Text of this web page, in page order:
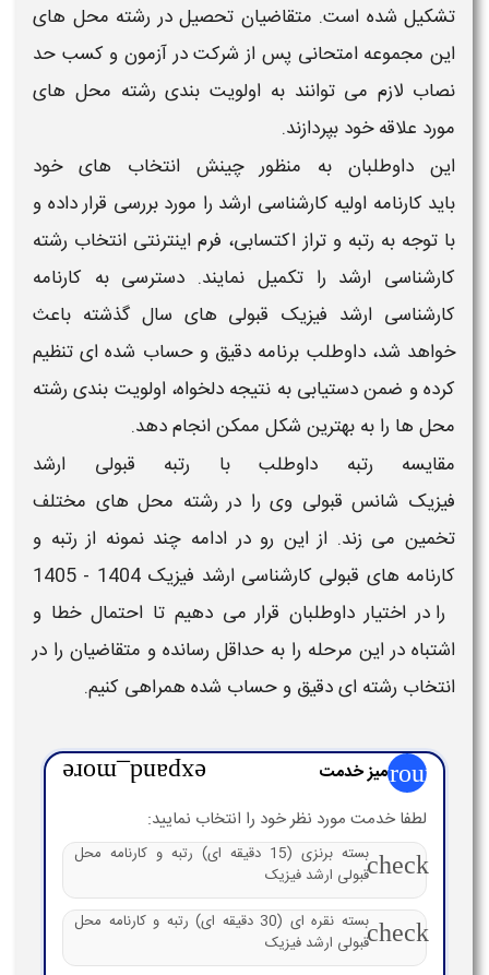
تشکیل شده است. متقاضیان تحصیل در رشته محل های
این مجموعه امتحانی پس از شرکت در آزمون و کسب حد
نصاب لازم می توانند به اولویت بندی رشته محل های
مورد علاقه خود بپردازند.
این داوطلبان به منظور چینش انتخاب های خود
باید کارنامه اولیه کارشناسی ارشد را مورد بررسی قرار داده و
با توجه به رتبهو تراز اکتسابی، فرم اینترنتی انتخاب رشته
کارشناسی ارشد را تکمیل نمایند. دسترسی به کارنامه
کارشناسی ارشد فیزیک قبولی های سال گذشته باعث
خواهد شد، داوطلب برنامه دقیق و حساب شده ای تنظیم
کرده و ضمن دستیابی به نتیجه دلخواه، اولویت بندی رشته
محل ها را به بهترین شکل ممکن انجام دهد.
مقایسه رتبه داوطلب با رتبه قبولی ارشد
فیزیک شانس قبولی وی را در رشته محل های مختلف
تخمین می زند. از این رو در ادامه چند نمونه از رتبه و
کارنامه های قبولی کارشناسی ارشد فیزیک
را در اختیار داوطلبان قرار می دهیم تا احتمال خطا و
اشتباه در این مرحله را به حداقل رسانده و متقاضیان را در
انتخاب رشته ای دقیق و حساب شده همراهی کنیم.
groupمیز خدمت expand_more
لطفا خدمت مورد نظر خود را انتخاب نمایید:
check
بسته برنزی (15 دقیقه ای) رتبه و کارنامه محل
قبولی ارشد فیزیک
check
بسته نقره ای (30 دقیقه ای) رتبه و کارنامه محل
قبولی ارشد فیزیک